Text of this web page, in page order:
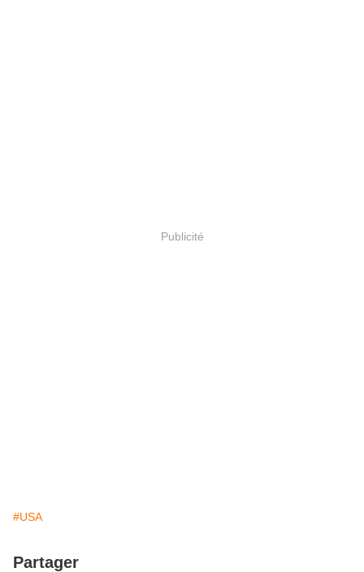
Publicité
#USA
Partager